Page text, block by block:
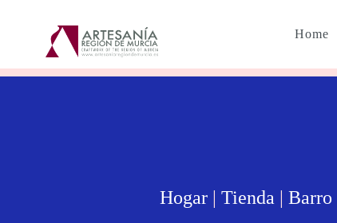
Home
Hogar | Tienda | Barro